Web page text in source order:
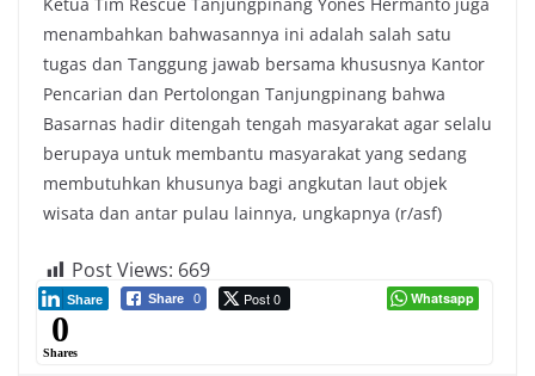
menambahkan bahwasannya ini adalah salah satu
tugas dan Tanggung jawab bersama khususnya Kantor
Pencarian dan Pertolongan Tanjungpinang bahwa
Basarnas hadir ditengah tengah masyarakat agar selalu
berupaya untuk membantu masyarakat yang sedang
membutuhkan khusunya bagi angkutan laut objek
wisata dan antar pulau lainnya, ungkapnya (r/asf)
Post Views: 669
Share 0 Post 0
Share Whatsapp
0
Shares